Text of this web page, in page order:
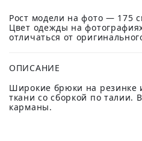
Рост модели на фото — 175
Цвет одежды на
отличаться от
ОПИСАНИЕ
Широкие брюки на резинке
ткани со сборкой по талии.
карманы.